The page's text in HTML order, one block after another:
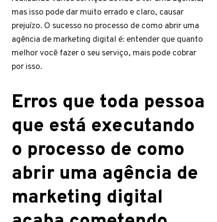
mas isso pode dar muito errado e claro, causar
prejuízo. O sucesso no processo de como abrir uma
agência de marketing digital é: entender que quanto
melhor você fazer o seu serviço, mais pode cobrar
por isso.
Erros que toda pessoa
que está executando
o processo de como
abrir uma agência de
marketing digital